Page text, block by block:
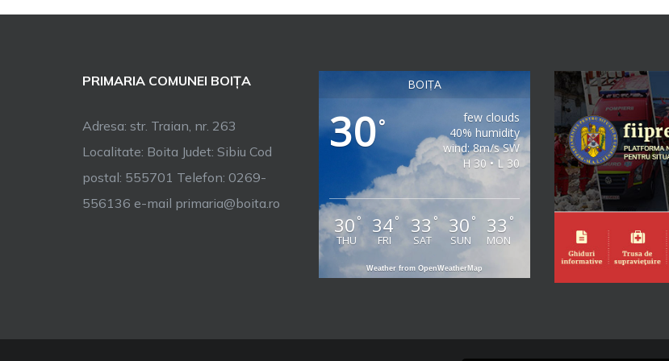
PRIMARIA COMUNEI BOIȚA
Adresa: str. Traian, nr. 263
Localitate: Boita Judet: Sibiu Cod
postal: 555701 Telefon: 0269-
556136 e-mail primaria@boita.ro
BOIȚA
30°
few clouds
40% humidity
wind: 8m/s SW
H 30 • L 30
30 °
THU
34°
FRI
33 °
SAT
30 °
SUN
33 °
MON
Weather from OpenWeatherMap